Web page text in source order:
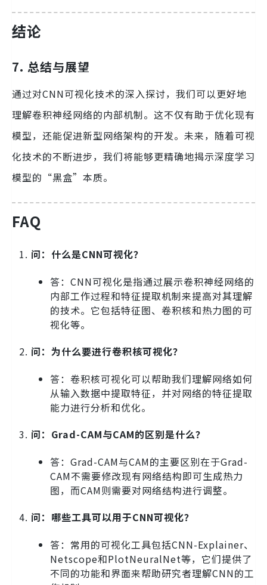
结论
7. 总结与展望
通过对CNN可视化技术的深入探讨，我们可以更好地
理解卷积神经网络的内部机制。这不仅有助于优化现有
模型，还能促进新型网络架构的开发。未来，随着可视
化技术的不断进步，我们将能够更精确地揭示深度学习
模型的“黑盒”本质。
FAQ
问：什么是CNN可视化？
答：CNN可视化是指通过展示卷积神经网络的
内部工作过程和特征提取机制来提高对其理解
的技术。它包括特征图、卷积核和热力图的可
视化等。
问：为什么要进行卷积核可视化？
答：卷积核可视化可以帮助我们理解网络如何
从输入数据中提取特征，并对网络的特征提取
能力进行分析和优化。
问：Grad-CAM与CAM的区别是什么？
答：Grad-CAM与CAM的主要区别在于Grad-
CAM不需要修改现有网络结构即可生成热力
图，而CAM则需要对网络结构进行调整。
问：哪些工具可以用于CNN可视化？
答：常用的可视化工具包括CNN-Explainer、
Netscope和PlotNeuralNet等，它们提供了
不同的功能和界面来帮助研究者理解CNN的工